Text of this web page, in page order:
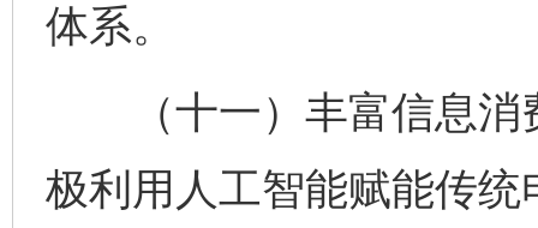
体系。
（十一）丰富信息消
极利用人工智能赋能传